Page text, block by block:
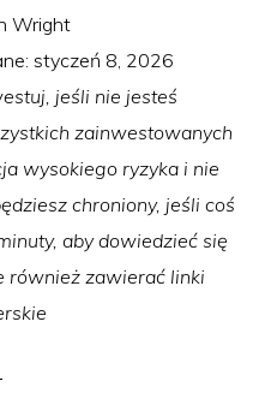
Wright
styczeń 8, 2026
jeśli nie jesteś
zainwestowanych
wysokiego ryzyka i nie
chroniony, jeśli coś
aby dowiedzieć się
również zawierać linki